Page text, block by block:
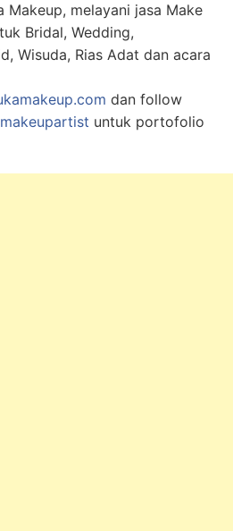
Makeup, melayani jasa Make
Bridal, Wedding,
Wisuda, Rias Adat dan acara
dan follow
untuk portofolio